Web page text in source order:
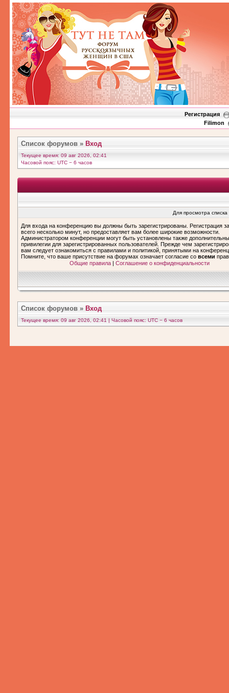
Регистрация
Filimon
Список форумов » Вход
Текущее время: 09 авг 2026, 02:41
Часовой пояс: UTC − 6 часов
Для просмотра
Для входа на конференцию вы должны быть зарегистрированы. Регистрация
всего несколько минут, но предоставляет вам более широкие возможности.
Администратором конференции могут быть установлены также
привилегии для зарегистрированных пользователей. Прежде чем
вам следует ознакомиться с правилами и политикой, принятыми на
Помните, что ваше присутствие на форумах означает согласие со всеми
Общие правила| Соглашение о конфиденциальности
Список форумов » Вход
Текущее время: 09 авг 2026, 02:41 | Часовой пояс: UTC − 6 часов